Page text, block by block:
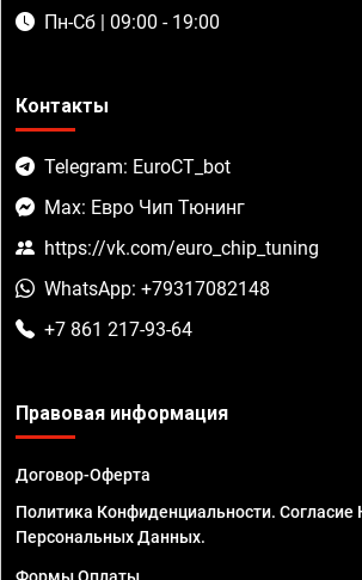
Пн-Сб | 09:00 - 19:00
Контакты
Telegram: EuroCT_bot
Max: Евро Чип Тюнинг
https://vk.com/euro_chip_tuning
WhatsApp: +79317082148
+7 861 217-93-64
Правовая информация
Договор-Оферта
Политика Конфиденциальности. Согласие
Персональных Данных.